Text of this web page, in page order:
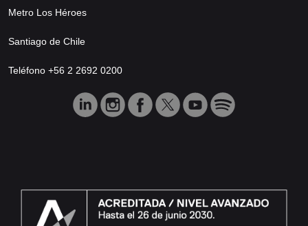
Metro Los Héroes
Santiago de Chile
Teléfono +56 2 2692 0200